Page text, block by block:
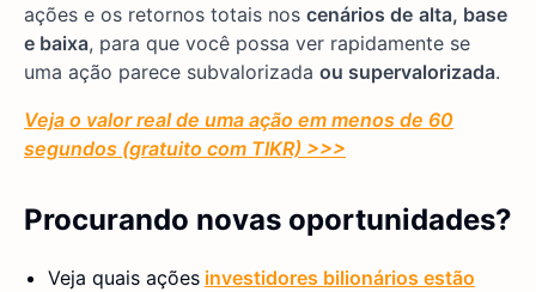
ações e os retornos totais nos cenários de alta, base
e baixa, para que você possa ver rapidamente se
uma ação parece subvalorizada ou supervalorizada.
Veja o valor real de uma ação em menos de 60
segundos (gratuito com TIKR) >>>
Procurando novas oportunidades?
Veja quais ações investidores bilionários estão